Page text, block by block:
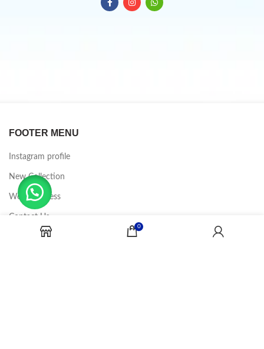
FOOTER MENU
Instagram profile
New Collection
Woman Dress
Contact Us
Latest News
0